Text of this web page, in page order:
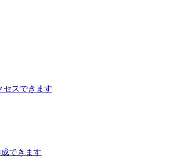
セスできます
できます